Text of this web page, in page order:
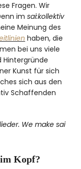
Fragen. Wir
imsai:kollektiv
Meinung des
haben, die
bei uns viele
Hintergründe
Kunst für sich
sich aus den
Schaffenden
We make sai
im Kopf?